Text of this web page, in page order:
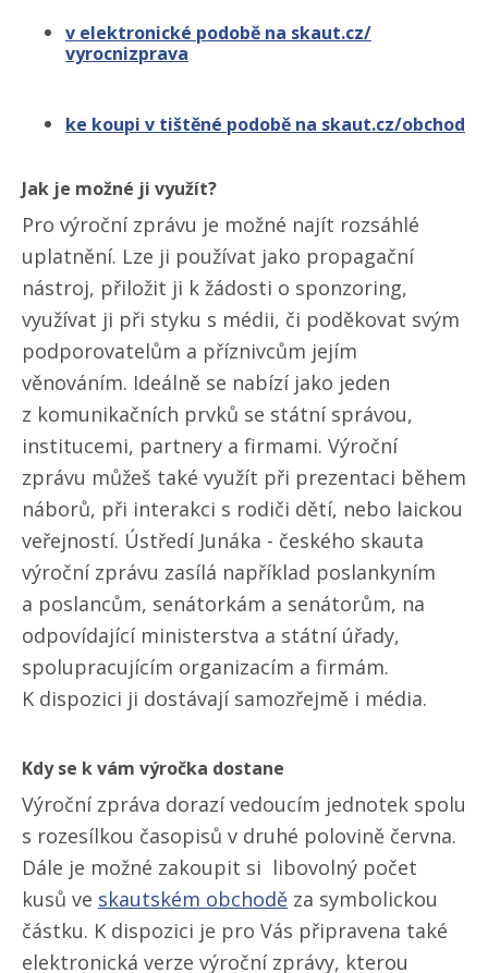
v elektronické podobě na skaut.cz/​
vyrocnizprava
ke koupi v tištěné podobě na skaut.cz/​obchod
Jak je možné ji využít?
Pro výroční zprávu je možné najít rozsáhlé
uplatnění. Lze ji používat jako propagační
nástroj, přiložit ji k žádosti o sponzoring,
využívat ji při styku s médii, či poděkovat svým
podporovatelům a příznivcům jejím
věnováním. Ideálně se nabízí jako jeden
z komunikačních prvků se státní správou,
institucemi, partnery a firmami. Výroční
zprávu můžeš také využít při prezentaci během
náborů, při interakci s rodiči dětí, nebo laickou
veřejností. Ústředí Junáka - českého skauta
výroční zprávu zasílá například poslankyním
a poslancům, senátorkám a senátorům, na
odpovídající ministerstva a státní úřady,
spolupracujícím organizacím a firmám.
K dispozici ji dostávají samozřejmě i média.
Kdy se k vám výročka dostane
Výroční zpráva dorazí vedoucím jednotek spolu
s rozesílkou časopisů v druhé polovině června.
Dále je možné zakoupit si libovolný počet
kusů ve skautském obchodě za symbolickou
částku. K dispozici je pro Vás připravena také
elektronická verze výroční zprávy, kterou